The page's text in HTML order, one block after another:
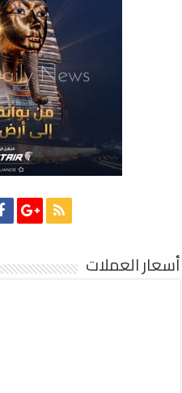
أسعار العملات